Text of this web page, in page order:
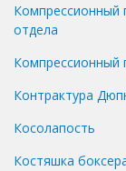
Компрессионный
отдела
Компрессионный
Контрактура
Косолапость
Костяшка